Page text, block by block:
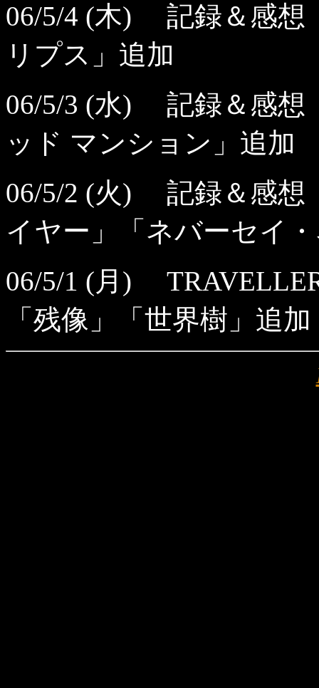
06/5/4 (木) 記録＆感
リプス」追加
06/5/3 (水) 記録＆感想
ッド マンション」追加
06/5/2 (火) 記録＆感想
イヤー」「ネバーセイ
06/5/1 (月)
「残像」「世界樹」追加